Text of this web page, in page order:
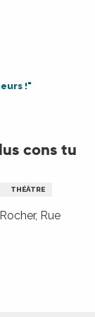
!"
cons tu
THÉÂTRE
Rue